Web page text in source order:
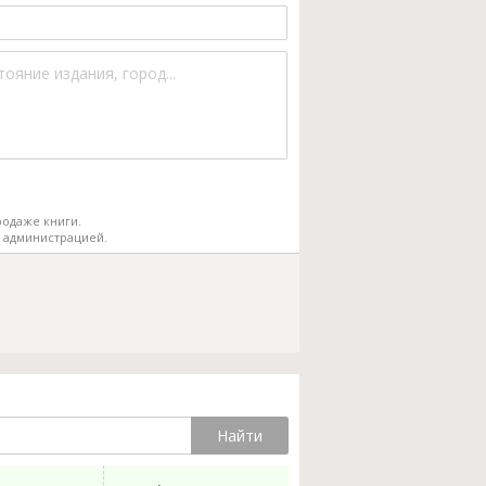
книги.
Найти